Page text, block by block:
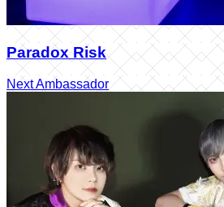
Paradox Risk
Next Ambassador